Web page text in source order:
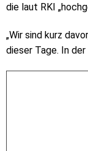
die laut RKI
„Wir sind kurz
dieser Tage. In der